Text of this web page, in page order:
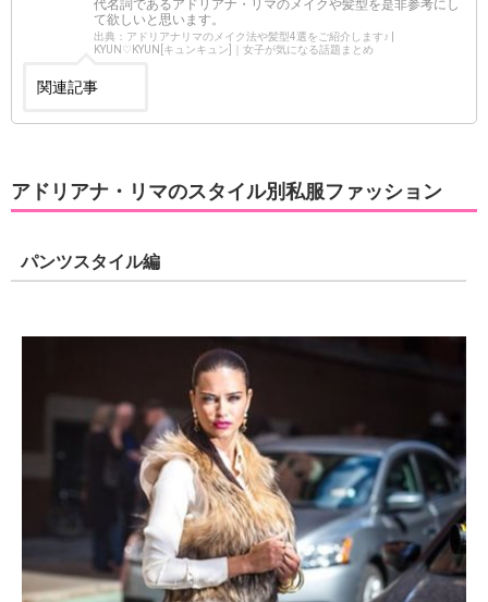
代名詞であるアドリアナ・リマのメイクや髪型を是非参考にし
て欲しいと思います。
出典：アドリアナリマのメイク法や髪型4選をご紹介します♪ |
KYUN♡KYUN[キュンキュン]｜女子が気になる話題まとめ
関連記事
アドリアナ・リマのスタイル別私服ファッション
パンツスタイル編